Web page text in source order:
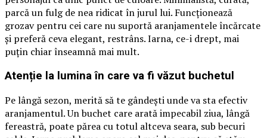
parcă un fulg de nea ridicat în jurul lui. Funcționează
grozav pentru cei care nu suportă aranjamentele încărcate
și preferă ceva elegant, restrâns. Iarna, ce-i drept, mai
puțin chiar înseamnă mai mult.
Atenție la lumina în care va fi văzut buchetul
Pe lângă sezon, merită să te gândești unde va sta efectiv
aranjamentul. Un buchet care arată impecabil ziua, lângă
fereastră, poate părea cu totul altceva seara, sub becuri